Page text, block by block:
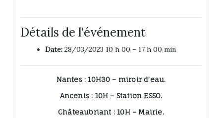
Détails de l'événement
Date: 28/03/2023 10 h 00 – 17 h 00 min
Nantes : 10H30 – miroir d’eau.
Ancenis : 10H – Station ESSO.
Châteaubriant : 10H – Mairie.